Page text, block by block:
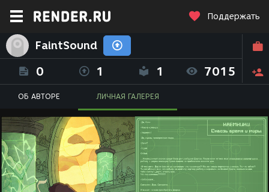
Поддержать
FaintSound
0 1 1 7015
ОБ АВТОРЕ ЛИЧНАЯ ГАЛЕРЕЯ